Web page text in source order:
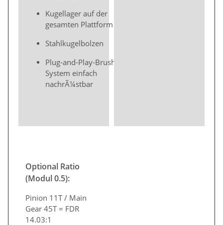
Kugellager auf der
gesamten Plattform
Stahlkugelbolzen
Plug-and-Play-Brushless-
System einfach
nachrÃ¼stbar
Optional Ratio
(Modul 0.5):
Pinion 11T / Main
Gear 45T = FDR
14.03:1